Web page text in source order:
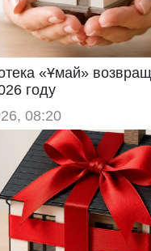
«Ұмай»
году
08:20